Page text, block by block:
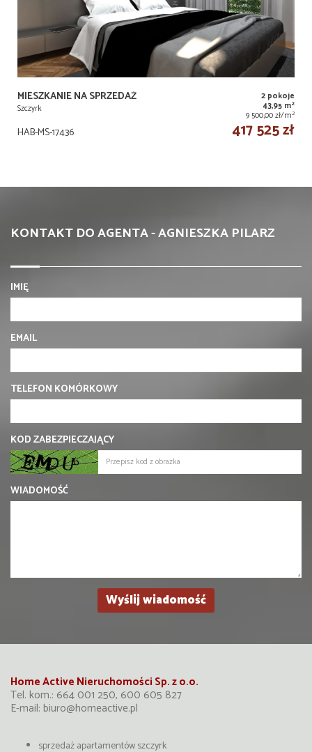
MIESZKANIE NA SPRZEDAŻ
Szczyrk
2 pokoje
43,95 m2
9 500,00 zł/m2
HAB-MS-17436 417 525 zł
KONTAKT DO AGENTA - AGNIESZKA PILARZ
IMIĘ
EMAIL
TELEFON KOMÓRKOWY
KOD ZABEZPIECZAJĄCY
WIADOMOŚĆ
Home Active Nieruchomości Sp. z o.o.
Tel. kom.: 664 001 250, 600 605 827
E-mail: biuro@homeactive.pl
sprzedaż apartamentów szczyrk